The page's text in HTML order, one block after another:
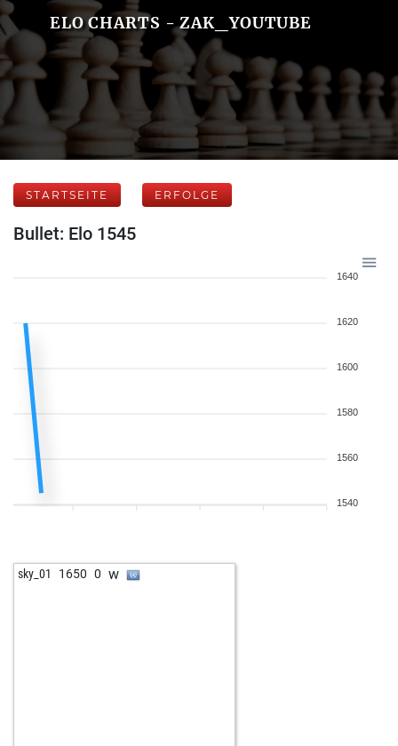
ELO CHARTS - ZAK_YOUTUBE
STARTSEITE ERFOLGE
Bullet: Elo 1545
1640
1620
1600
1580
1560
1540
sky_01 1650 0 w